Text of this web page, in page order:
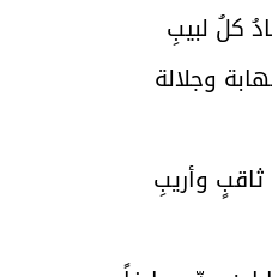
كلُ لبيبِ
وجلالة
وأريبِ